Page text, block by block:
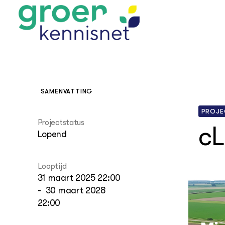
Beroepspraktijk
Onderwijs,
Onze partners
Praktijk
SAMENVATTING
Projectstatus
Lopend
Looptijd
31 maart 2025 22:00
- 30 maart 2028
22:00